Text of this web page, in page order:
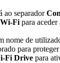
ao separador
Fi para
nome de
para proteger
Fi Drive para